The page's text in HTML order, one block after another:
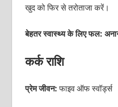
खुद को फिर से तरोताजा करें।
बेहतर स्वास्थ्य के लिए फल:
कर्क राशि
प्रेम जीवन:फाइव ऑफ स्वॉर्ड्स